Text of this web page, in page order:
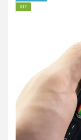
ХІТ